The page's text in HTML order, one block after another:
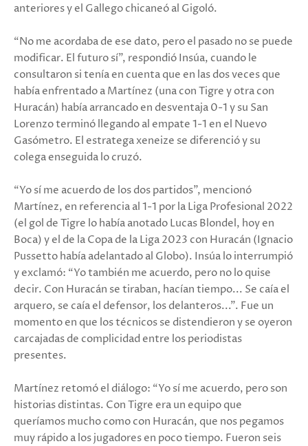
anteriores y el Gallego chicaneó al Gigoló.
“No me acordaba de ese dato, pero el pasado no se puede
modificar. El futuro sí”, respondió Insúa, cuando le
consultaron si tenía en cuenta que en las dos veces que
había enfrentado a Martínez (una con Tigre y otra con
Huracán) había arrancado en desventaja 0-1 y su San
Lorenzo terminó llegando al empate 1-1 en el Nuevo
Gasómetro. El estratega xeneize se diferenció y su
colega enseguida lo cruzó.
“Yo sí me acuerdo de los dos partidos”, mencionó
Martínez, en referencia al 1-1 por la Liga Profesional 2022
(el gol de Tigre lo había anotado Lucas Blondel, hoy en
Boca) y el de la Copa de la Liga 2023 con Huracán (Ignacio
Pussetto había adelantado al Globo). Insúa lo interrumpió
y exclamó: “Yo también me acuerdo, pero no lo quise
decir. Con Huracán se tiraban, hacían tiempo... Se caía el
arquero, se caía el defensor, los delanteros...”. Fue un
momento en que los técnicos se distendieron y se oyeron
carcajadas de complicidad entre los periodistas
presentes.
Martínez retomó el diálogo: “Yo sí me acuerdo, pero son
historias distintas. Con Tigre era un equipo que
queríamos mucho como con Huracán, que nos pegamos
muy rápido a los jugadores en poco tiempo. Fueron seis